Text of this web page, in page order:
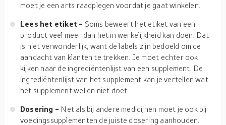
moet je een arts raadplegen voordat je gaat winkelen.
Lees het etiket - Soms beweert het etiket van een
product veel meer dan het in werkelijkheid kan doen. Dat
is niet verwonderlijk, want de labels zijn bedoeld om de
aandacht van klanten te trekken. Je moet echter ook
kijken naar de ingrediëntenlijst van een supplement. De
ingrediëntenlijst van het supplement kan je vertellen wat
het supplement wel en niet doet.
Dosering - Net als bij andere medicijnen moet je ook bij
voedingssupplementen de juiste dosering aanhouden.